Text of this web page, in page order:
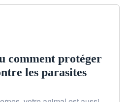
comment protéger
les parasites